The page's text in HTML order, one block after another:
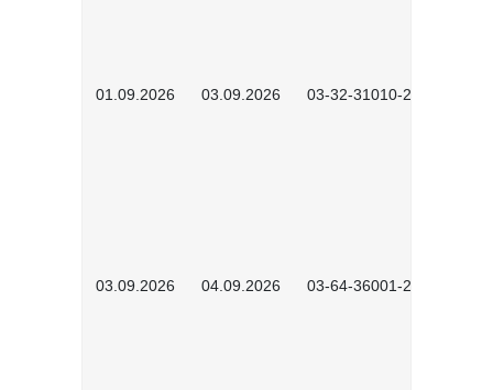
01.09.2026 03.09.2026 03-32-31010-2603
03.09.2026 04.09.2026 03-64-36001-2602